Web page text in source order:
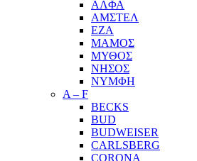
ΑΛΦΑ
ΑΜΣΤΕΛ
ΕΖΑ
ΜΑΜΟΣ
ΜΥΘΟΣ
ΝΗΣΟΣ
ΝΥΜΦΗ
A – F
BECKS
BUD
BUDWEISER
CARLSBERG
CORONA